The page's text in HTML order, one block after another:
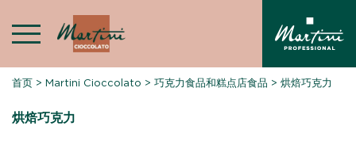
content
首页 >Martini Cioccolato >巧克力食品和糕点店食品 >烘焙巧克力
烘焙巧克力